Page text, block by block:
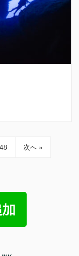
48
次へ »